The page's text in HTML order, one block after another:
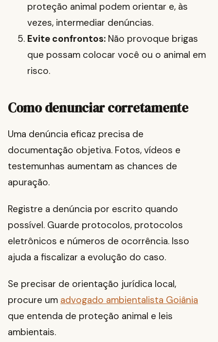
proteção animal podem orientar e, às
vezes, intermediar denúncias.
Evite confrontos: Não provoque brigas
que possam colocar você ou o animal em
risco.
Como denunciar corretamente
Uma denúncia eficaz precisa de
documentação objetiva. Fotos, vídeos e
testemunhas aumentam as chances de
apuração.
Registre a denúncia por escrito quando
possível. Guarde protocolos, protocolos
eletrônicos e números de ocorrência. Isso
ajuda a fiscalizar a evolução do caso.
Se precisar de orientação jurídica local,
procure um advogado ambientalista Goiânia
que entenda de proteção animal e leis
ambientais.